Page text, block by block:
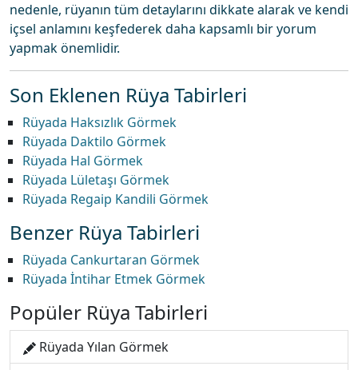
nedenle, rüyanın tüm detaylarını dikkate alarak ve kendi
içsel anlamını keşfederek daha kapsamlı bir yorum
yapmak önemlidir.
Son Eklenen Rüya Tabirleri
Rüyada Haksızlık Görmek
Rüyada Daktilo Görmek
Rüyada Hal Görmek
Rüyada Lületaşı Görmek
Rüyada Regaip Kandili Görmek
Benzer Rüya Tabirleri
Rüyada Cankurtaran Görmek
Rüyada İntihar Etmek Görmek
Popüler Rüya Tabirleri
Rüyada Yılan Görmek